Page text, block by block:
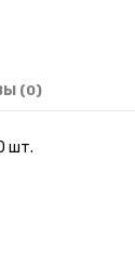
(0)
шт.